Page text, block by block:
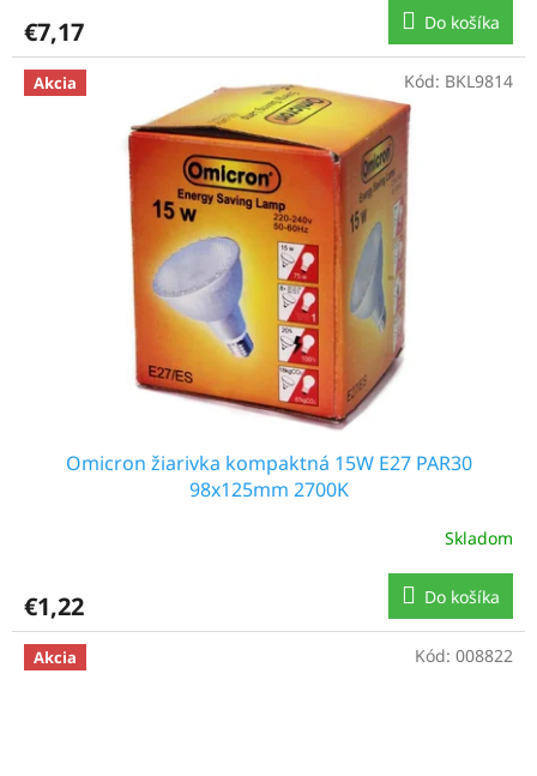
€7,17 Do košíka
Akcia
Omicron žiarivka kompaktná 15W E27 PAR30
98x125mm 2700K
Skladom
€1,22 Do košíka
Kód: BKL9814
Akcia Kód: 008822